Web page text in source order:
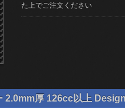
た上でご注文ください
2.0mm厚 126cc以上